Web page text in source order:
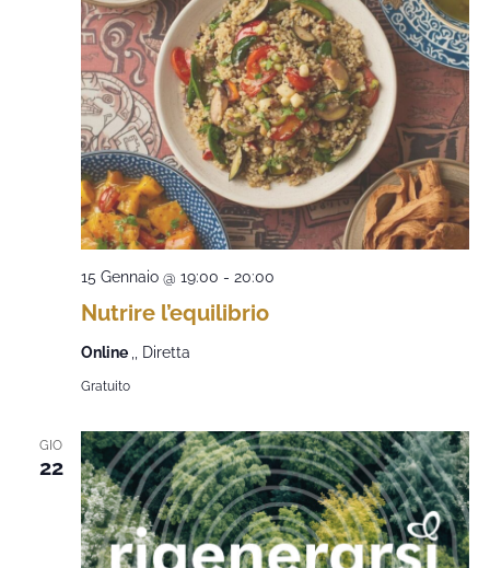
Nutrire l’equilibrio
15 Gennaio @ 19:00 - 20:00
Online ,, Diretta
Gratuito
GIO
22